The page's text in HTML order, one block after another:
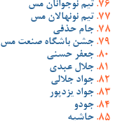
تیم نوجوانان مس
تیم نونهالان مس
جام حذفی
جشن باشگاه صنعت مس
جعفر حسنی
جلال عبدی
جواد جلالی
جواد یزدپور
جودو
حاشیه